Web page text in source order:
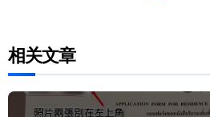
相关文章